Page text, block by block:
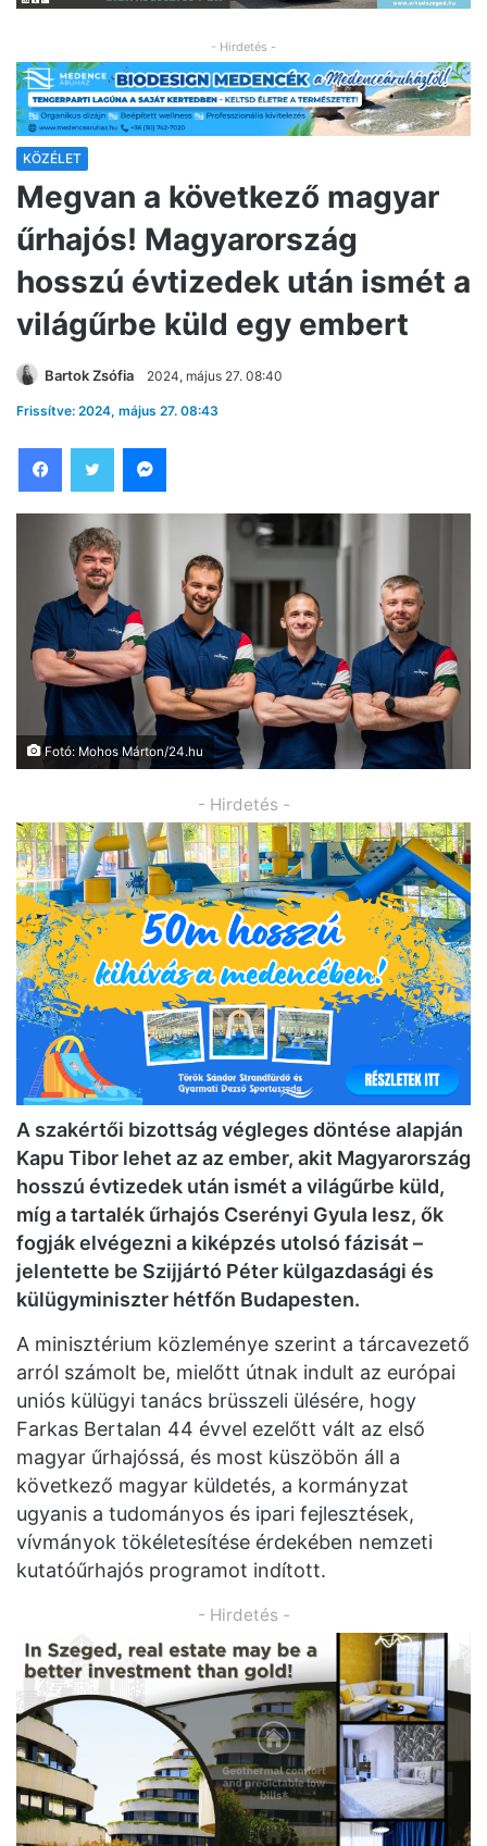
- Hirdetés -
KÖZÉLET
Megvan a következő magyar
űrhajós! Magyarország
hosszú évtizedek után ismét a
világűrbe küld egy embert
Bartok Zsófia 2024, május 27. 08:40
Frissítve: 2024, május 27. 08:43
Fotó: Mohos Márton/24.hu
- Hirdetés -
A szakértői bizottság végleges döntése alapján
Kapu Tibor lehet az az ember, akit Magyarország
hosszú évtizedek után ismét a világűrbe küld,
míg a tartalék űrhajós Cserényi Gyula lesz, ők
fogják elvégezni a kiképzés utolsó fázisát –
jelentette be Szijjártó Péter külgazdasági és
külügyminiszter hétfőn Budapesten.
A minisztérium közleménye szerint a tárcavezető
arról számolt be, mielőtt útnak indult az európai
uniós külügyi tanács brüsszeli ülésére, hogy
Farkas Bertalan 44 évvel ezelőtt vált az első
magyar űrhajóssá, és most küszöbön áll a
következő magyar küldetés, a kormányzat
ugyanis a tudományos és ipari fejlesztések,
vívmányok tökéletesítése érdekében nemzeti
kutatóűrhajós programot indított.
- Hirdetés -